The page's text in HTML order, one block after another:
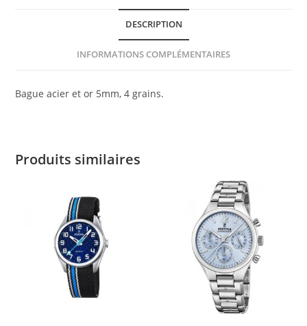
DESCRIPTION
INFORMATIONS COMPLÉMENTAIRES
Bague acier et or 5mm, 4 grains.
Produits similaires